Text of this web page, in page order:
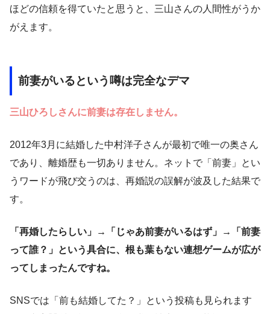
ほどの信頼を得ていたと思うと、三山さんの人間性がうか
がえます。
前妻がいるという噂は完全なデマ
三山ひろしさんに前妻は存在しません。
2012年3月に結婚した中村洋子さんが最初で唯一の奥さん
であり、離婚歴も一切ありません。ネットで「前妻」とい
うワードが飛び交うのは、再婚説の誤解が波及した結果で
す。
「再婚したらしい」→「じゃあ前妻がいるはず」→「前妻
って誰？」という具合に、根も葉もない連想ゲームが広が
ってしまったんですね。
SNSでは「前も結婚してた？」という投稿も見られます